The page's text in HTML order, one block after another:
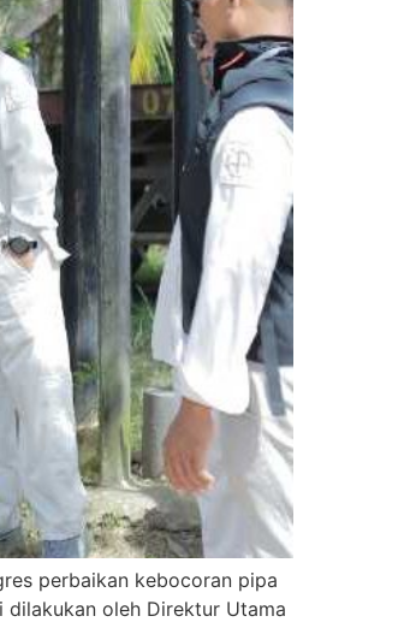
perbaikan kebocoran pipa
dilakukan oleh Direktur Utama